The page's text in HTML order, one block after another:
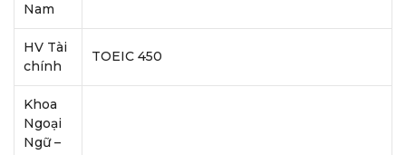
Nam
HV Tài
chính
TOEIC 450
Khoa
Ngoại
Ngữ –